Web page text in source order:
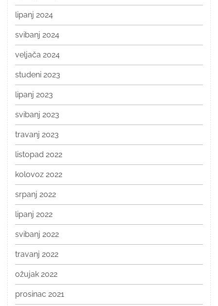
lipanj 2024
svibanj 2024
veljača 2024
studeni 2023
lipanj 2023
svibanj 2023
travanj 2023
listopad 2022
kolovoz 2022
srpanj 2022
lipanj 2022
svibanj 2022
travanj 2022
ožujak 2022
prosinac 2021